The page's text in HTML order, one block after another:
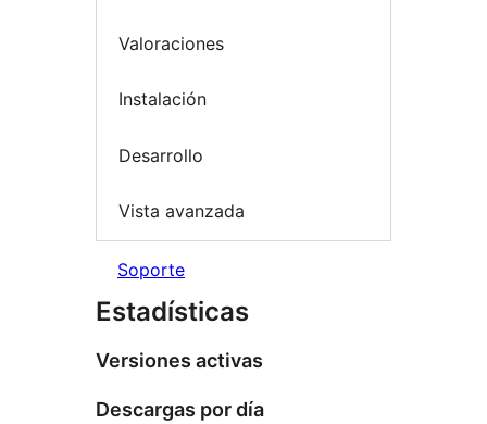
Valoraciones
Instalación
Desarrollo
Vista avanzada
Soporte
Estadísticas
Versiones activas
Descargas por día